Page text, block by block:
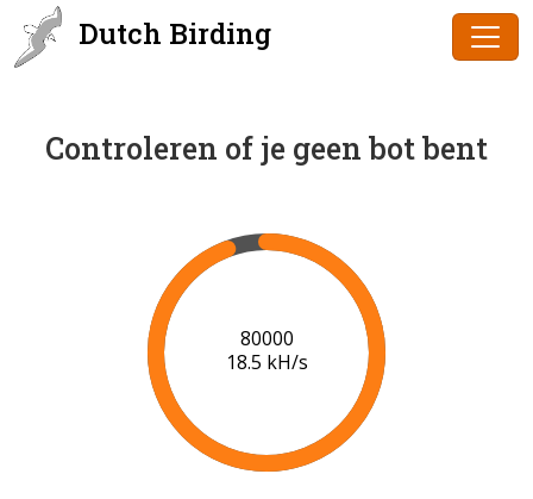
Dutch Birding
Controleren of je geen bot bent
83000
18.5 kH/s